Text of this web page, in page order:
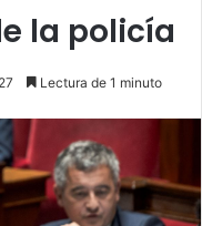
la policía
27 Lectura de 1 minuto